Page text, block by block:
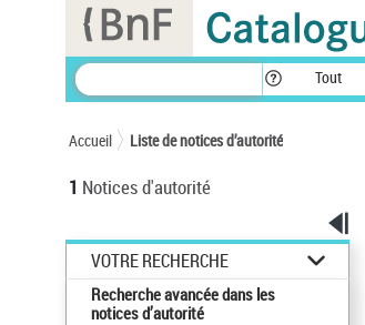
Tout
Accueil Liste de notices d’autorité
1 Notices d'autorité
VOTRE RECHERCHE
Recherche avancée dans les
notices d’autorité
Panneau de gestion des cookies